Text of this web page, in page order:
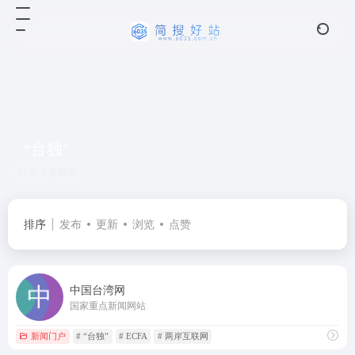
排序 发布 更新 浏览 点赞
中国台湾网
国家重点新闻网站
新闻门户 # “台独” # ECFA # 两岸互联网